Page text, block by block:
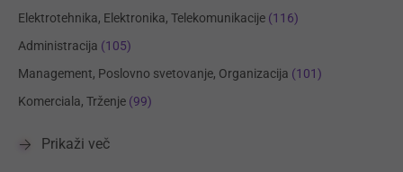
Elektrotehnika, Elektronika, Telekomunikacije (116)
Administracija (105)
Management, Poslovno svetovanje, Organizacija (101)
Komerciala, Trženje (99)
Prikaži več